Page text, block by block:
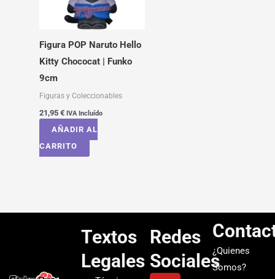
Figura POP Naruto Hello
Kitty Chococat | Funko
9cm
Figuras y Coleccionables
21,95 € IVA Incluído
AÑADIR AL
CARRITO
Textos
Legales
Redes
Sociales¿Quienes
Somos?